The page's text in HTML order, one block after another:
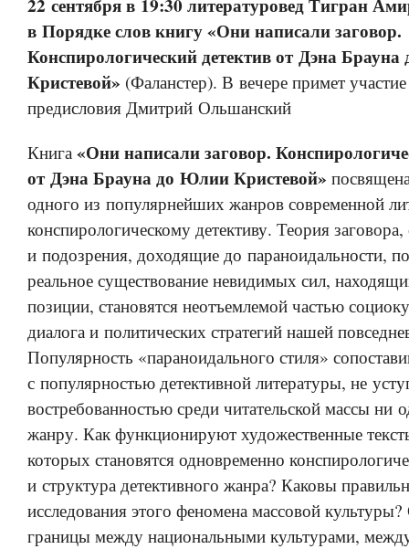
в Порядке слов книгу «Они написали заговор.
Конспирологический детектив от Дэна
Кристевой» (Фаланстер). В вечере примет
предисловия Дмитрий Ольшанский
Книга «Они написали заговор.
от Дэна Брауна до Юлии Кристевой»
одного из популярнейших жанров современной
конспирологическому детективу. Теория
и подозрения, доходящие до параноидальности,
реальное существование невидимых сил,
позиции, становятся неотъемлемой частью
диалога и политических стратегий нашей
Популярность «параноидального стиля»
с популярностью детективной литературы, не
востребованностью среди читательской массы ни
жанру. Как функционируют художественные
которых становятся одновременно
и структура детективного жанра? Каковы
исследования этого феномена массовой
границы между национальными культурами,